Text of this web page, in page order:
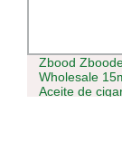
Más reciente
Cigarette
vaporizador